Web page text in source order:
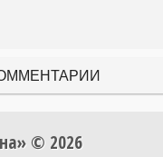
© 2026